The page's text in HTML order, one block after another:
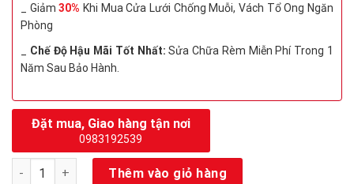
_ Giảm 30% Khi Mua Cửa Lưới Chống Muỗi, Vách Tổ Ong Ngăn
Phòng
Chế Độ Hậu Mãi Tốt Nhất: Sửa Chữa Rèm Miễn Phí Trong 1
Năm Sau Bảo Hành.
Đặt mua, Giao hàng tận nơi
0983192539
Rèm Pha lê giá rẻ số lượngThêm vào giỏ hàng